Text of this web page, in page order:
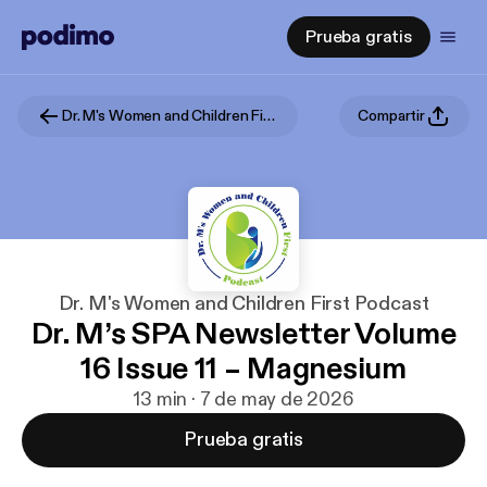
Prueba gratis
Dr. M's Women and Children First Podcast Compartir
Dr. M's Women and Children First Podcast
Dr. M’s SPA Newsletter Volume
16 Issue 11 – Magnesium
13 min · 7 de may de 2026
Prueba gratis